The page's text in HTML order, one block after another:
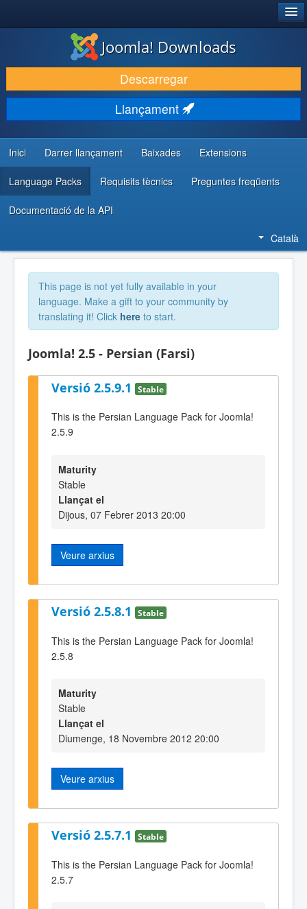
DESCARREGA & AMPLIA
DESCOBRIR & APRENDRE
COMUNITAT & SUPORT
RECURSOS PER DESENVOLUPADORS/ES
Joomla! Downloads
Descarregar
Llançament
Inici Darrer llançament Baixades Extensions
Language Packs Requisits tècnics Preguntes freqüents
Documentació de la API
Català
This page is not yet fully available in your
language. Make a gift to your community by
translating it! Click here to start.
Joomla! 2.5 - Persian (Farsi)
Versió 2.5.9.1 Stable
This is the Persian Language Pack for Joomla!
2.5.9
Maturity
Stable
Llançat el
Dijous, 07 Febrer 2013 20:00
Veure arxius
Versió 2.5.8.1 Stable
This is the Persian Language Pack for Joomla!
2.5.8
Maturity
Stable
Llançat el
Diumenge, 18 Novembre 2012 20:00
Veure arxius
Versió 2.5.7.1 Stable
This is the Persian Language Pack for Joomla!
2.5.7